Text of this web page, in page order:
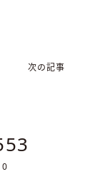
次の記事